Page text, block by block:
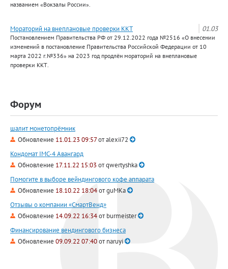
названием «Вокзалы России».
01.03
Мораторий на внеплановые проверки ККТ
Постановлением Правительства РФ от 29.12.2022 года №2516 «О внесении
изменений в постановление Правительства Российской Федерации от 10
марта 2022 г.№336» на 2023 год продлён мораторий на внеплановые
проверки ККТ.
Форум
шалит монетопрёмник
Обновление 11.01.23 09:57отalexii72
Кондомат IMC-4 Авангард
Обновление 17.11.22 15:03 отqwertyshka
Помогите в выборе вейндингового кофе аппарата
Обновление 18.10.22 18:04отguMKa
Отзывы о компании «СмартВенд»
Обновление 14.09.22 16:34отburmeister
Финансирование вендингового бизнеса
Обновление 09.09.22 07:40отnaruyi